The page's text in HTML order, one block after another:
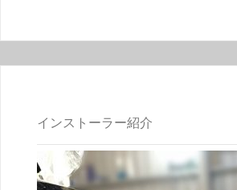
インストーラー紹介